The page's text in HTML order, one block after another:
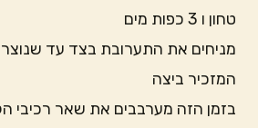
טחון ו 3 כפות מים
מניחים את התערובת בצד עד
המזכיר ביצה
בזמן הזה מערבבים את שאר רכיבי